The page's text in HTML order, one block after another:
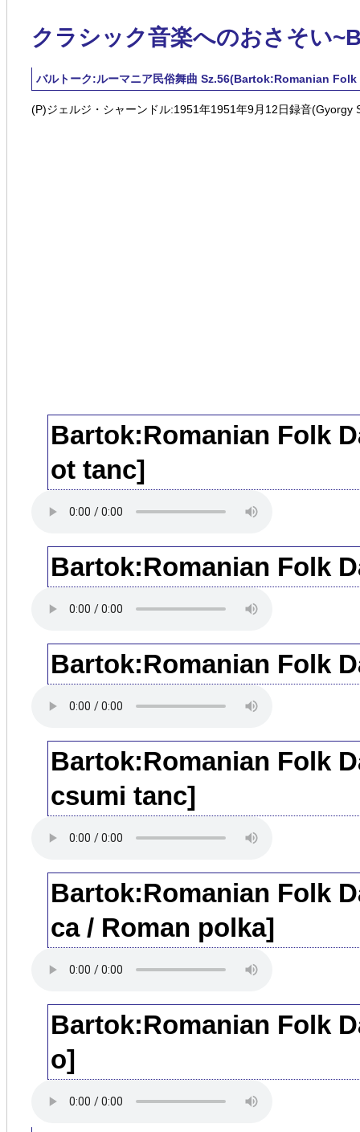
クラシック音楽へのおさそい
バルトーク:ルーマニア民俗舞曲 Sz.56(Bartok:Romanian
(P)ジェルジ・シャーンドル:1951年1951年9月12日録音
Bartok:Romanian Folk
ot tanc]
Bartok:Romanian Folk
Bartok:Romanian Folk
Bartok:Romanian Folk
csumi tanc]
Bartok:Romanian Folk
ca / Roman polka]
Bartok:Romanian Folk
o]